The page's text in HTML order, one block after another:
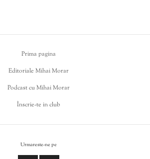
Prima pagina
Editoriale Mihai Morar
Podcast cu Mihai Morar
Înscrie-te in club
Urmareste-ne pe